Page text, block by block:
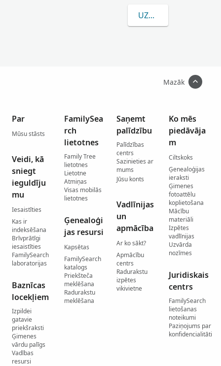
UZZINĀT VAIRĀK PAR
Mazāk
Par
Mūsu stāsts
Veidi, kā
sniegt
ieguldīju
mu
Iesaistīties
Kas ir
indeksēšana
Brīvprātīgi
iesaistīties
FamilySearch
laboratorijas
Baznīcas
locekļiem
Izpildei
gatavie
priekšraksti
Ģimenes
vārdu palīgs
Vadības
resursi
FamilySea
rch
lietotnes
Family Tree
lietotnes
Lietotne
Atmiņas
Visas mobilās
lietotnes
Ģenealoģi
jas resursi
Kapsētas
FamilySearch
katalogs
Priekšteča
meklēšana
Radurakstu
meklēšana
Saņemt
palīdzību
Palīdzības
centrs
Sazinieties ar
mums
Jūsu konts
Vadlīnijas
un
apmācība
Ar ko sākt?
Apmācību
centrs
Radurakstu
izpētes
vikivietne
Ko mēs
piedāvāja
m
Ciltskoks
Ģenealoģijas
ieraksti
Ģimenes
fotoattēlu
koplietošana
Mācību
materiāli
Izpētes
vadlīnijas
Uzvārda
nozīmes
Juridiskais
centrs
FamilySearch
lietošanas
noteikumi
Paziņojums par
konfidencialitāti